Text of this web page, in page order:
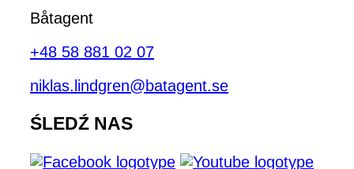
Båtagent
+48 58 881 02 07
niklas.lindgren@batagent.se
ŚLEDŹ NAS